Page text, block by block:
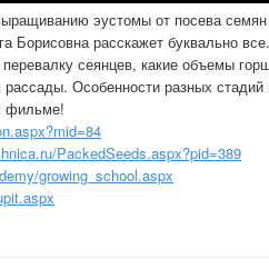
эустомы от посева
Борисовна расскажет буквально
сеянцев, какие объемы
Особенности разных
фильме!
PackedSeeds.aspx?pid=389
growing_school.aspx